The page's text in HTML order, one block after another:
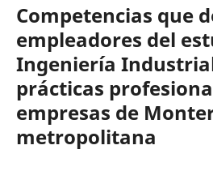
Competencias que
empleadores del
Ingeniería
prácticas
empresas de
metropolitana